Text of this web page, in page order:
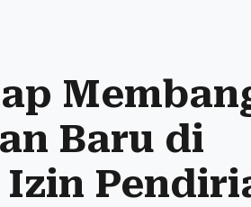
Baru di